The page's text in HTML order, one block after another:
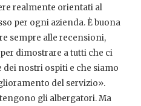
realmente orientati al
per ogni azienda. È buona
sempre alle recensioni,
dimostrare a tutti che ci
nostri ospiti e che siamo
del servizio».
gli albergatori. Ma